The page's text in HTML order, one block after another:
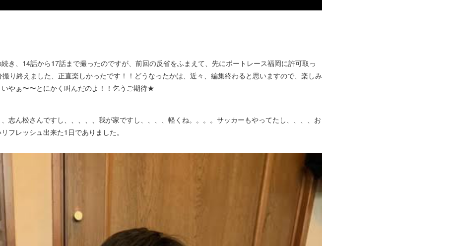
き、14話から17話まで撮ったのですが、前回の反省をふまえて、先にボートレース福岡に許可取っ
り終えました、正直楽しかったです！！どうなったかは、近々、編集終わると思いますので、楽しみ
やぁ〜〜とにかく叫んだのよ！！乞うご期待★
志ん松さんですし、、、、、我が家ですし、、、、軽くね。。。。サッカーもやってたし、、、、お
フレッシュ出来た1日でありました。